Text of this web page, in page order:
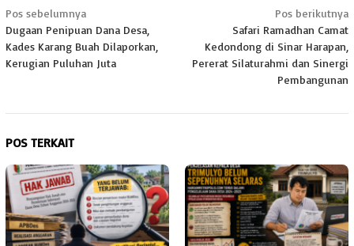
Navigasi
pos
Pos sebelumnya
Dugaan Penipuan Dana Desa,
Kades Karang Buah Dilaporkan,
Kerugian Puluhan Juta
Pos berikutnya
Safari Ramadhan Camat
Kedondong di Sinar Harapan,
Pererat Silaturahmi dan Sinergi
Pembangunan
POS TERKAIT